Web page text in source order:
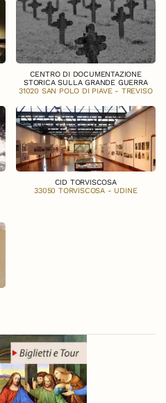
CENTRO DI DOCUMENTAZIONE
STORICA SULLA GRANDE GUERRA
31020 SAN POLO DI PIAVE - TREVISO
CID TORVISCOSA
33050 TORVISCOSA - UDINE